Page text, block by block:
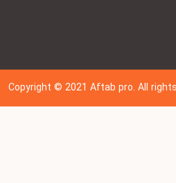
Copyright © 202 1Aftab pro. All